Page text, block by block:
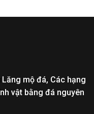
mộ đá, Các hạng
vật bằng đá nguyên